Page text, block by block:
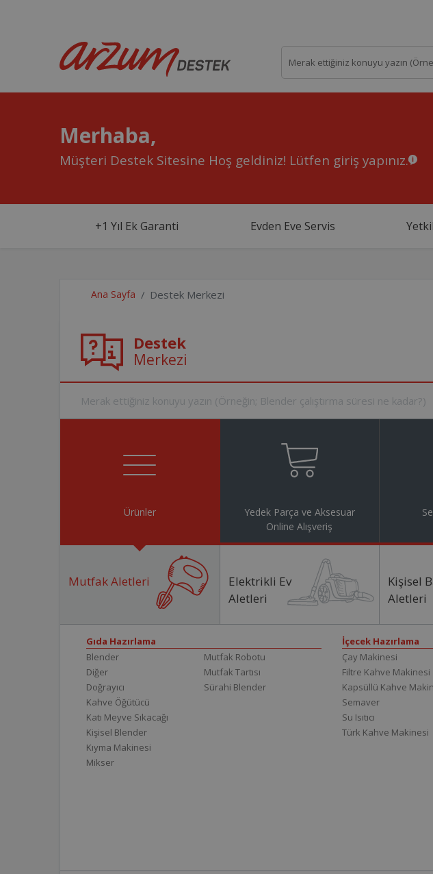
Merhaba,
Müşteri Destek Sitesine Hoş geldiniz! Lütfen giriş yapınız.
+1 Yıl Ek Garanti Evden Eve Servis
Ana Sayfa Destek Merkezi
Destek
Merkezi
Ürünler
Yedek Parça ve Aksesuar
Online Alışveriş
Mutfak Aletleri
Elektrikli Ev
Aletleri
Kişisel
Aletleri
Gıda Hazırlama
Blender
Diğer
Doğrayıcı
Kahve Öğütücü
Katı Meyve Sıkacağı
Kişisel Blender
Kıyma Makinesi
Mikser
Mutfak Robotu
Mutfak Tartısı
Sürahi Blender
İçecek Hazırlama
Çay Makinesi
Filtre Kahve Makinesi
Kapsüllü Kahve
Semaver
Su Isıtıcı
Türk Kahve Makinesi